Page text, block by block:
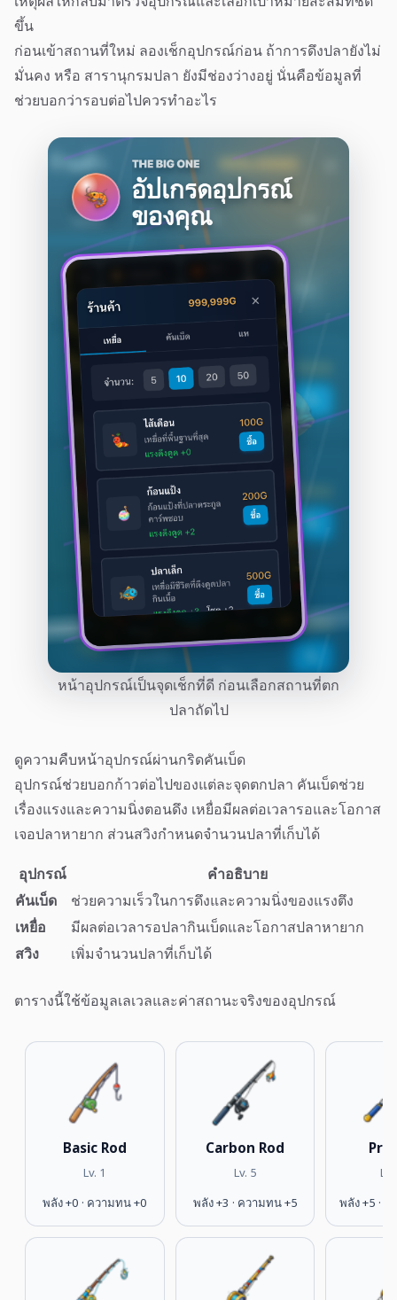
ขึ้น
ก่อนเข้าสถานที่ใหม่ ลองเช็กอุปกรณ์ก่อน ถ้าการดึงปลายังไม่
มั่นคง หรือ สารานุกรมปลา ยังมีช่องว่างอยู่ นั่นคือข้อมูลที่
ช่วยบอกว่ารอบต่อไปควรทำอะไร
หน้าอุปกรณ์เป็นจุดเช็กที่ดี ก่อนเลือกสถานที่ตก
ปลาถัดไป
ดูความคืบหน้าอุปกรณ์ผ่านกริดคันเบ็ด
อุปกรณ์ช่วยบอกก้าวต่อไปของแต่ละจุดตกปลา คันเบ็ดช่วย
เรื่องแรงและความนิ่งตอนดึง เหยื่อมีผลต่อเวลารอและโอกาส
เจอปลาหายาก ส่วนสวิงกำหนดจำนวนปลาที่เก็บได้
อุปกรณ์
คำอธิบาย
คันเบ็ด
ช่วยความเร็วในการดึงและความนิ่งของแรงตึง
เหยื่อ
มีผลต่อเวลารอปลากินเบ็ดและโอกาสปลาหายาก
สวิง
เพิ่มจำนวนปลาที่เก็บได้
ตารางนี้ใช้ข้อมูลเลเวลและค่าสถานะจริงของอุปกรณ์
Basic Rod
Lv. 1
พลัง +0 · ความทน +0
Carbon Rod
Lv. 5
พลัง +3 · ความทน +5
Pro
พลัง +5 ·